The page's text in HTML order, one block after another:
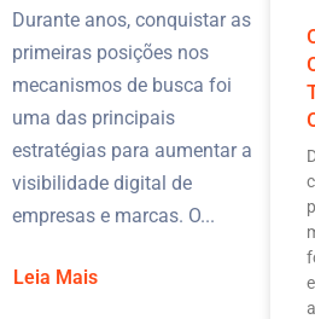
Durante anos, conquistar as
primeiras posições nos
mecanismos de busca foi
uma das principais
estratégias para aumentar a
visibilidade digital de
empresas e marcas. O...
Leia Mais